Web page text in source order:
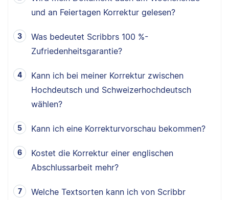
und an Feiertagen Korrektur gelesen?
Was bedeutet Scribbrs 100 %-
Zufriedenheitsgarantie?
Kann ich bei meiner Korrektur zwischen
Hochdeutsch und Schweizerhochdeutsch
wählen?
Kann ich eine Korrekturvorschau bekommen?
Kostet die Korrektur einer englischen
Abschlussarbeit mehr?
Welche Textsorten kann ich von Scribbr